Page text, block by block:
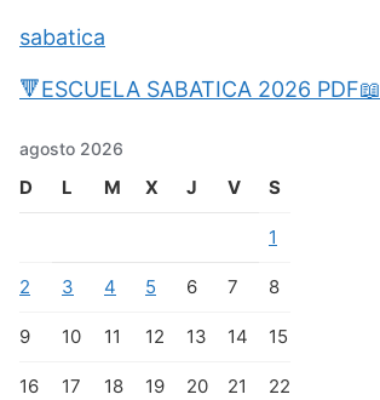
sabatica
🔻ESCUELA SABATICA 2026 PDF📖
agosto 2026
D L M X J V S
1
2 3 4 5 6 7 8
9 10 11 12 13 14 15
16 17 18 19 20 21 22